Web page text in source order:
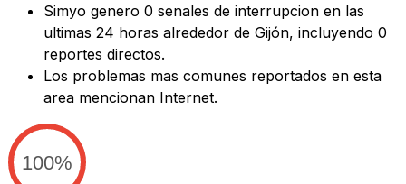
Simyo genero 0 senales de interrupcion en las
ultimas 24 horas alrededor de Gijón, incluyendo 0
reportes directos.
Los problemas mas comunes reportados en esta
area mencionan Internet.
100%